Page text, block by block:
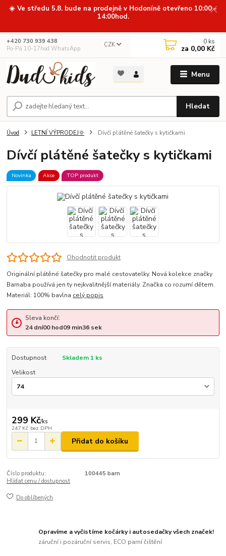
☀️ Ve středu 5.8. bude na prodejně v Hodoníně otevřeno 10:00 -
14:00hod.
Menu
CZK
Hledat
+420 730 939 438
Po-Pá 10-17hod WhatsApp
0 ks
za 0,00 Kč
Úvod LETNÍ VÝPRODEJ🌞 Dívčí plátěné šatečky s kytičkami
Dívčí plátěné šatečky s kytičkami
Novinka Akce TOP produkt
Ohodnotit produkt
Originální plátěné šatečky pro malé cestovatelky. Nová kolekce značky
Barnaba používá jen ty nejkvalitnější materiály. Značka co rozumí dětem.
Materiál: 100% bavlna celý popis
Sleva končí:
24 dní00hod09min36sek
Dostupnost
Skladem 1 ks
Velikost
299 Kč/ks
247 Kč bez DPH
Přidat do košíku
Číslo produktu:
100445 barn
Hlídat cenu / dostupnost
Do oblíbených
Opravíme a vyčistíme kočárky i autosedačky všech značek!
záruční i pozáruční servis, ECO parní čištění